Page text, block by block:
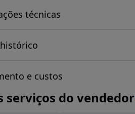
técnicas
e custos
serviços do vendedor